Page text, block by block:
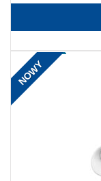
NOWY